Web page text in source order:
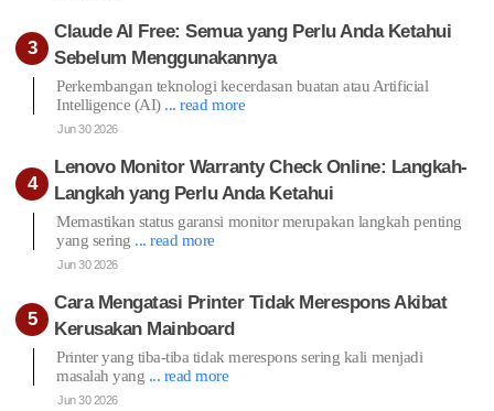
Claude AI Free: Semua yang Perlu Anda Ketahui
Sebelum Menggunakannya
Perkembangan teknologi kecerdasan buatan atau Artificial
Intelligence (AI) ... read more
Jun 30 2026
Lenovo Monitor Warranty Check Online: Langkah-
Langkah yang Perlu Anda Ketahui
Memastikan status garansi monitor merupakan langkah penting
yang sering ... read more
Jun 30 2026
Cara Mengatasi Printer Tidak Merespons Akibat
Kerusakan Mainboard
Printer yang tiba-tiba tidak merespons sering kali menjadi
masalah yang ... read more
Jun 30 2026